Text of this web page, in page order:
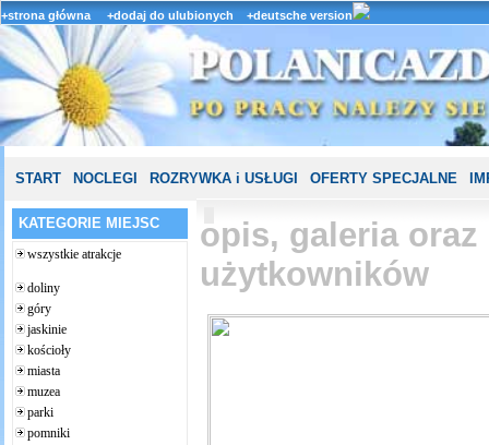
+strona główna +dodaj do ulubionych +deutsche version
START NOCLEGI ROZRYWKA i USŁUGI OFERTY SPECJALNE
KATEGORIE MIEJSC
wszystkie atrakcje
doliny
góry
jaskinie
kościoły
miasta
muzea
parki
pomniki
opis, galeria oraz
użytkowników